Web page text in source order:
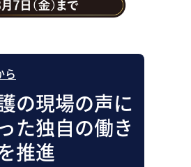
ら
の現場の声に
た独自の働き
推進